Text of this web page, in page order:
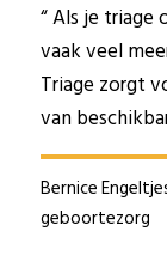
Als je triage
vaak veel
Triage zorgt
van
Bernice
geboortezorg